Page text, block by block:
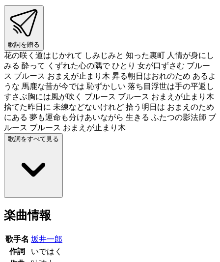
歌詞を贈る
花の咲く道はじかれて しみじみと 知った裏町 人情が身にし
みる 酔って くずれた心の隅で ひとり 女が口ずさむ ブルー
ス ブルース おまえが止まり木 昇る朝日はおれのため あるよ
うな 馬鹿な昔が今では 恥ずかしい 落ち目浮世は手の平返し
すさぶ胸には風が吹く ブルース ブルース おまえが止まり木
捨てた昨日に 未練などないけれど 拾う明日は おまえのため
にある 夢も運命も分けあいながら 生きる ふたつの影法師 ブ
ルース ブルース おまえが止まり木
歌詞をすべて見る
楽曲情報
歌手名 坂井一郎
作詞
いではく